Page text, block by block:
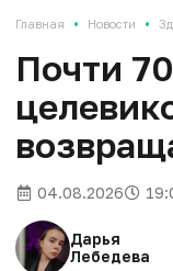
Главная • Новости •
Почти
04.08.2026
Дарья
Лебедева